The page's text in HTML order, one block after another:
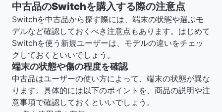
中古品のSwitchを購入する際の注意点
Switchを中古品から探す際には、端末の状態や選ぶモ
デルなど確認しておくべき注意点もあります。はじめて
Switchを使う新規ユーザーは、モデルの違いをチェッ
クしておくといいでしょう。
端末の状態や傷の程度を確認
中古品はユーザーの使い方によって、端末の状態が異な
ります。具体的には以下のポイントを、商品の説明や注
意事項で確認しておくといいでしょう。